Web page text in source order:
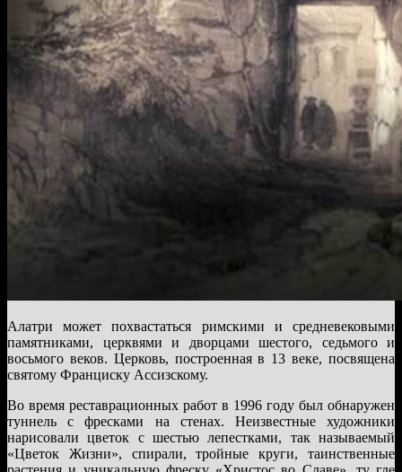
Алатри может похвастаться римскими и средневековыми
памятниками, церквями и дворцами шестого, седьмого и
восьмого веков. Церковь, построенная в 13 веке, посвящена
святому Франциску Ассизскому.
Во время реставрационных работ в 1996 году был обнаружен
туннель с фресками на стенах. Неизвестные художники
нарисовали цветок с шестью лепестками, так называемый
«Цветок Жизни», спирали, тройные круги, таинственные